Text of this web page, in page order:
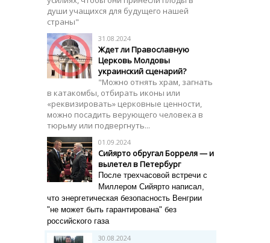
души учащихся для будущего нашей
страны"
31.08.2024
Ждет ли Православную
Церковь Молдовы
украинский сценарий?
"Можно отнять храм, загнать
в катакомбы, отбирать иконы или
«реквизировать» церковные ценности,
можно посадить верующего человека в
тюрьму или подвергнуть...
01.09.2024
Сийярто обругал Борреля — и
вылетел в Петербург
После трехчасовой встречи с
Миллером Сийярто написал,
что энергетическая безопасность Венгрии
"не может быть гарантирована" без
российского газа
30.08.2024